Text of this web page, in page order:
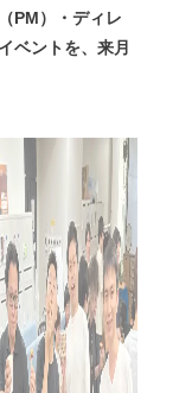
PM）・ディレ
ベントを、来月